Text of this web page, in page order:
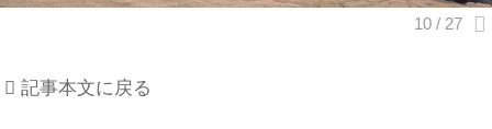
記事本文に戻る